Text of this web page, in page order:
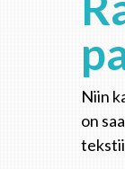
Niin
on